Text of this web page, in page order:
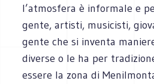
l’atmosfera è informale e
gente, artisti, musicisti,
gente che si inventa
diverse o le ha per
essere la zona di